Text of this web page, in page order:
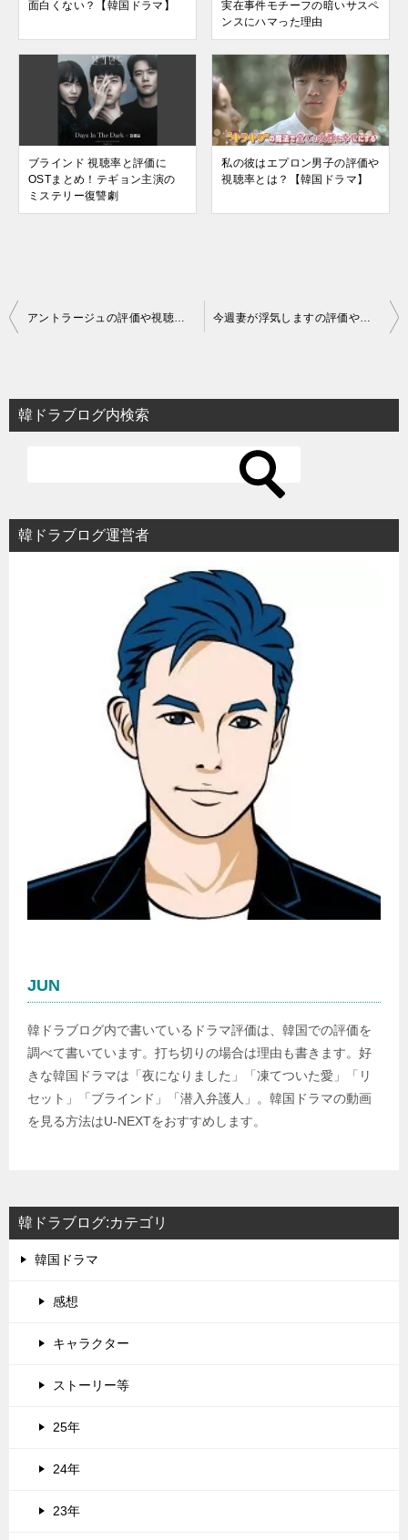
面白くない？【韓国ドラマ】
実在事件モチーフの暗いサスペ
ンスにハマった理由
ブラインド 視聴率と評価に
OSTまとめ！テギョン主演の
ミステリー復讐劇
私の彼はエプロン男子の評価や
視聴率とは？【韓国ドラマ】
投
ビ
ゲ
ョ
ン
アントラージュの評価や視聴率とは？面白くない？【韓国ドラマ】 今週妻が浮気しますの評価や視聴率とは？面白い？【韓国ドラマ】
韓ドラブログ内検索
韓ドラブログ運営者
JUN
韓ドラブログ内で書いているドラマ評価は、韓国での評価を
調べて書いています。打ち切りの場合は理由も書きます。好
きな韓国ドラマは「夜になりました」「凍てついた愛」「リ
セット」「ブラインド」「潜入弁護人」。韓国ドラマの動画
を見る方法はU-NEXTをおすすめします。
韓ドラブログ:カテゴリ
韓国ドラマ
感想
キャラクター
ストーリー等
25年
24年
23年